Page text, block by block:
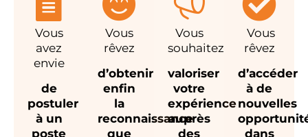
Vous
avez
envie
de
postuler
à un
poste
Vous
rêvez
d’obtenir
enfin
la
reconnaissance
que
Vous
souhaitez
valoriser
votre
expérience
auprès
des
Vous
rêvez
d’accéder
à de
nouvelles
dans